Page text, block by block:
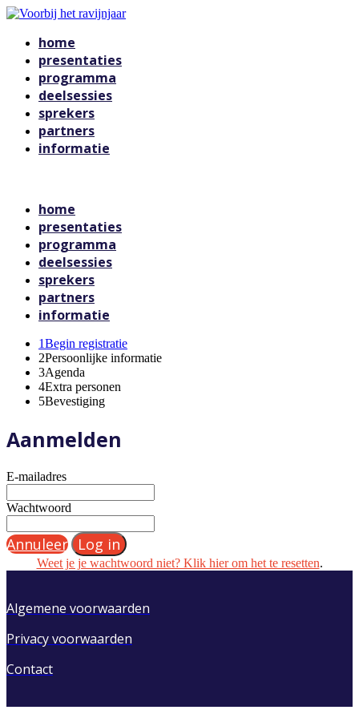
home
presentaties
programma
deelsessies
sprekers
partners
informatie
home
presentaties
programma
deelsessies
sprekers
partners
informatie
1Begin registratie
2Persoonlijke informatie
3Agenda
4Extra personen
5Bevestiging
Aanmelden
E-mailadres
Wachtwoord
Annuleer Log in
Weet je je wachtwoord niet? Klik hier om het te resetten.
Algemene voorwaarden
Privacy voorwaarden
Contact